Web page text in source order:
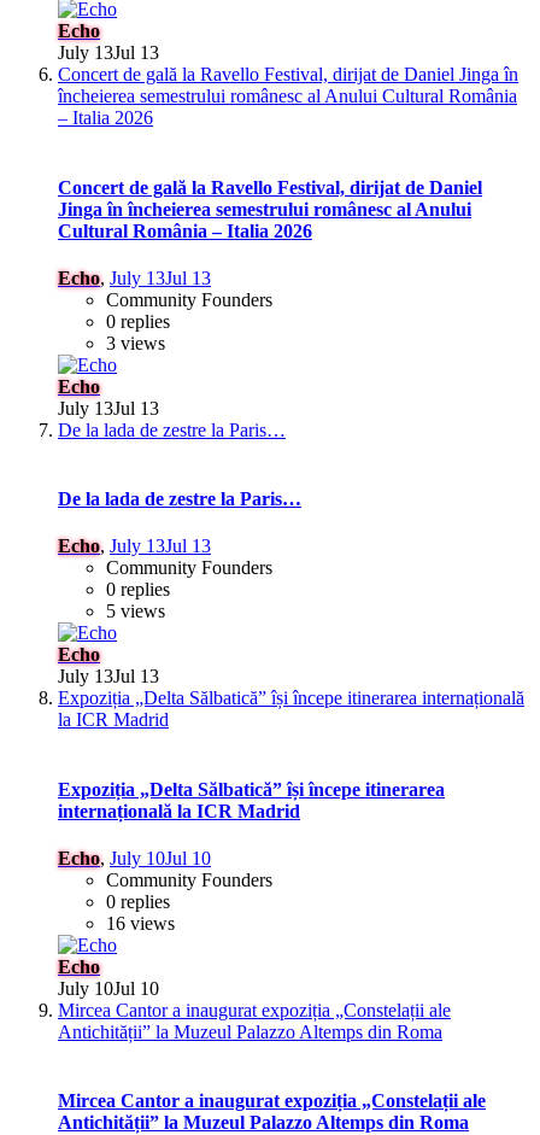
Echo
July 13Jul 13
Concert de gală la Ravello Festival, dirijat de Daniel Jinga în
încheierea semestrului românesc al Anului Cultural România
– Italia 2026
Concert de gală la Ravello Festival, dirijat de Daniel
Jinga în încheierea semestrului românesc al Anului
Cultural România – Italia 2026
Echo, July 13Jul 13
Community Founders
0 replies
3 views
Echo
July 13Jul 13
De la lada de zestre la Paris…
De la lada de zestre la Paris…
Echo, July 13Jul 13
Community Founders
0 replies
5 views
Echo
July 13Jul 13
Expoziția „Delta Sălbatică” își începe itinerarea internațională
la ICR Madrid
Expoziția „Delta Sălbatică” își începe itinerarea
internațională la ICR Madrid
Echo, July 10Jul 10
Community Founders
0 replies
16 views
Echo
July 10Jul 10
Mircea Cantor a inaugurat expoziția „Constelații ale
Antichității” la Muzeul Palazzo Altemps din Roma
Mircea Cantor a inaugurat expoziția „Constelații ale
Antichității” la Muzeul Palazzo Altemps din Roma